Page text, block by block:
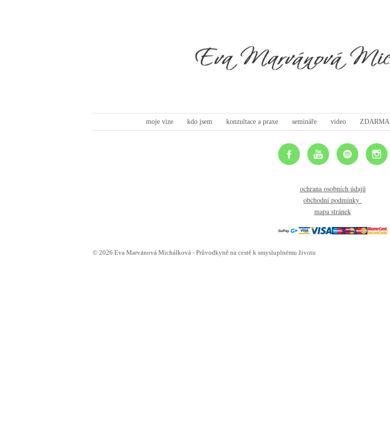
moje vize kdo jsem konzultace a praxe semináře video ZDARMA
ochrana osobních údajů
obchodní podmínky
mapa stránek
© 2026 Eva Marvánová Michálková - Průvodkyně na cestě k smysluplnému životu